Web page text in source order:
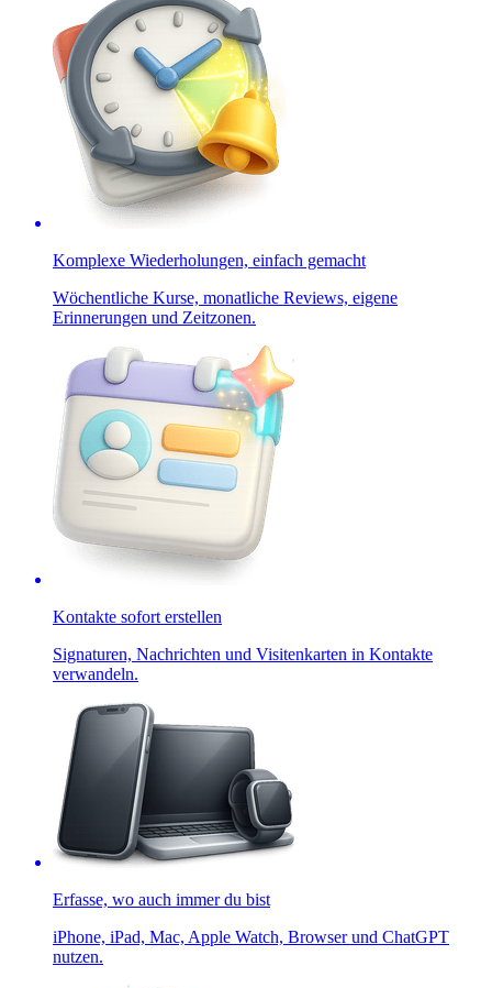
Komplexe Wiederholungen, einfach gemacht
Wöchentliche Kurse, monatliche Reviews, eigene
Erinnerungen und Zeitzonen.
Kontakte sofort erstellen
Signaturen, Nachrichten und Visitenkarten in Kontakte
verwandeln.
Erfasse, wo auch immer du bist
iPhone, iPad, Mac, Apple Watch, Browser und ChatGPT
nutzen.